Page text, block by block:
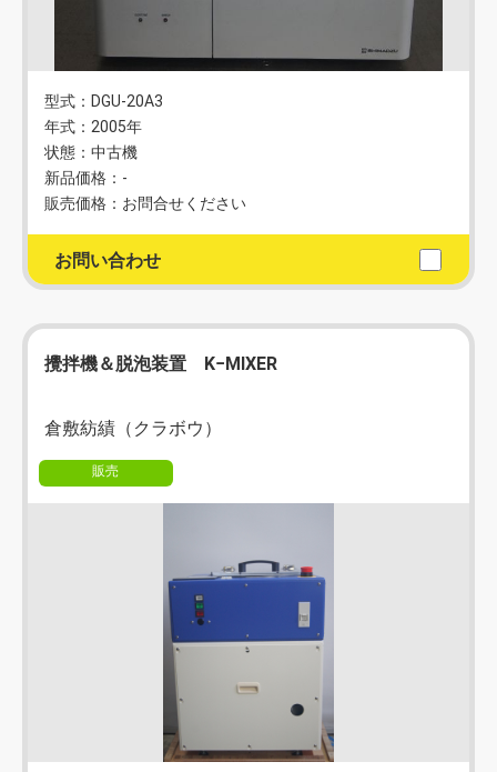
型式：DGU-20A3
年式：2005年
状態：中古機
新品価格：-
販売価格：お問合せください
お問い合わせ
攪拌機＆脱泡装置 K−MIXER
倉敷紡績（クラボウ）
販売